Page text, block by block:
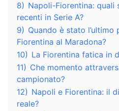
8) Napoli-Fiorentina: quali
recenti in Serie A?
9) Quando è stato
Fiorentina al Maradona?
10) La Fiorentina fatica in
11) Che momento
campionato?
12) Napoli e Fiorentina: il
reale?